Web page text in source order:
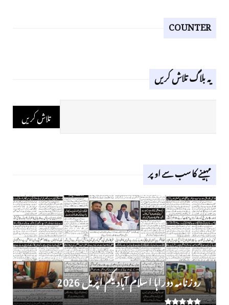
COUNTER
یہ بلاگ تلاش کریں
مہینے کا سب سے اوپر
روز نامہ دوراہا اسلام آباد یکم اپریل 2026